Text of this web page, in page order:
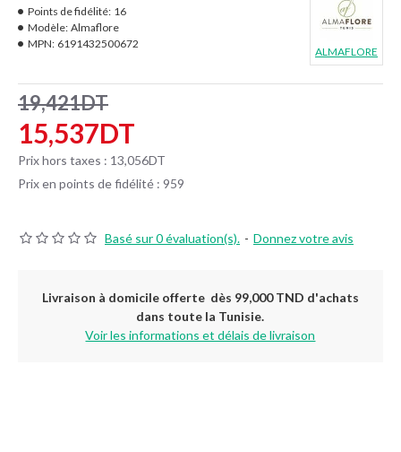
Basé sur 0 évaluation(s). - Donnez votre avis
15,537DT
19,421DT
Prix hors taxes : 13,056DT
Prix en points de fidélité : 959
Points de fidélité: 16
Modèle: Almaflore
MPN: 6191432500672
ALMAFLORE
Livraison à domicile offerte dès 99,000 TND d'achats
dans toute la Tunisie.
Voir les informations et délais de livraison